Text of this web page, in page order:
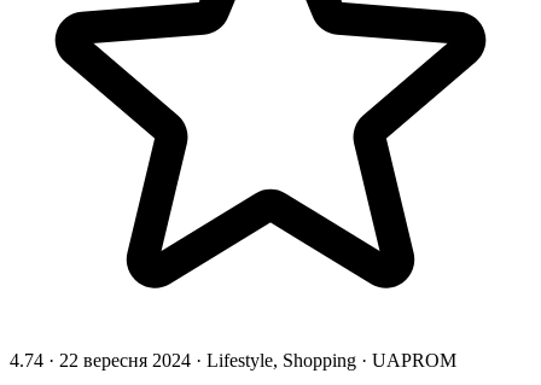
4.74 · 22 вересня 2024 · Lifestyle, Shopping · UAPROM